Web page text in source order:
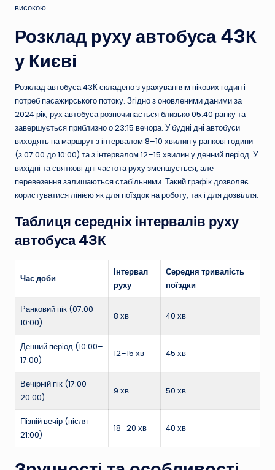
високою.
Розклад руху автобуса 43К
у Києві
Розклад автобуса 43К складено з урахуванням пікових годин і
потреб пасажирського потоку. Згідно з оновленими даними за
2024 рік, рух автобуса розпочинається близько 05:40 ранку та
завершується приблизно о 23:15 вечора. У будні дні автобуси
виходять на маршрут з інтервалом 8–10 хвилин у ранкові години
(з 07:00 до 10:00) та з інтервалом 12–15 хвилин у денний період. У
вихідні та святкові дні частота руху зменшується, але
перевезення залишаються стабільними. Такий графік дозволяє
користуватися лінією як для поїздок на роботу, так і для дозвілля.
Таблиця середніх інтервалів руху
автобуса 43К
Час доби
Інтервал
руху
Середня тривалість
поїздки
Ранковий пік (07:00–
10:00)
8 хв 40 хв
Денний період (10:00–
17:00)
12–15 хв 45 хв
Вечірній пік (17:00–
20:00)
9 хв 50 хв
Пізній вечір (після
21:00)
18–20 хв 40 хв